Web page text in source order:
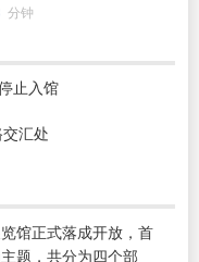
分钟
止入馆
汇处
馆正式落成开放，首
题，共分为四个部